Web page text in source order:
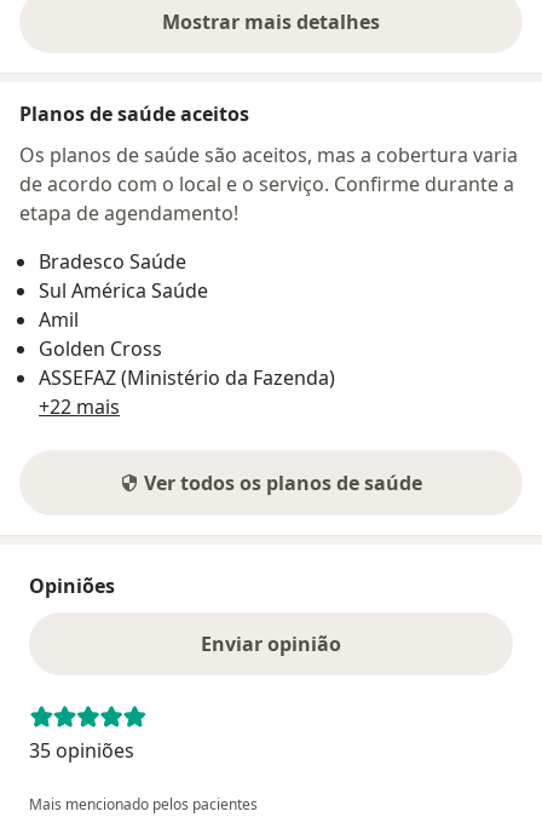
Mostrar mais detalhes
sobre o endereço
Planos de saúde aceitos
Os planos de saúde são aceitos, mas a cobertura varia
de acordo com o local e o serviço. Confirme durante a
etapa de agendamento!
Bradesco Saúde
Sul América Saúde
Amil
Golden Cross
ASSEFAZ (Ministério da Fazenda)
+22 mais
Ver todos os planos de saúde
Opiniões
Enviar opinião
35 opiniões
Mais mencionado pelos pacientes